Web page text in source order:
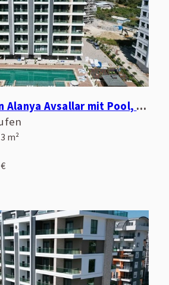
Wohnkomfort in Alanya Avsallar mit Pool, Wellnessbereich und guter Infrastruktur
m²